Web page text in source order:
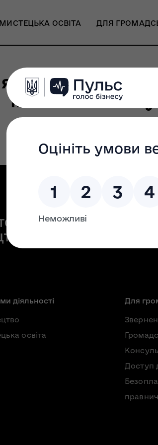
МИСТЕЦЬКА ОСВІТА ДЛЯ
пропозицій
імені Л. М.
діяльності
освіта
Для
Доступ